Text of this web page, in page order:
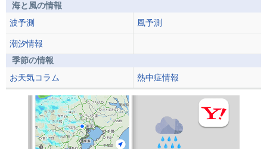
海と風の情報
波予測
風予測
潮汐情報
季節の情報
お天気コラム
熱中症情報